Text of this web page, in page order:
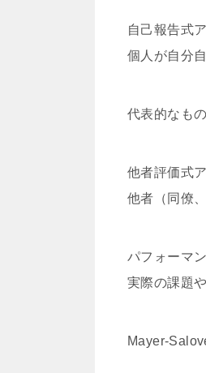
自己報告式
個人が自分
代表的なも
他者評価式
他者（同僚
パフォーマ
実際の課題
Mayer-